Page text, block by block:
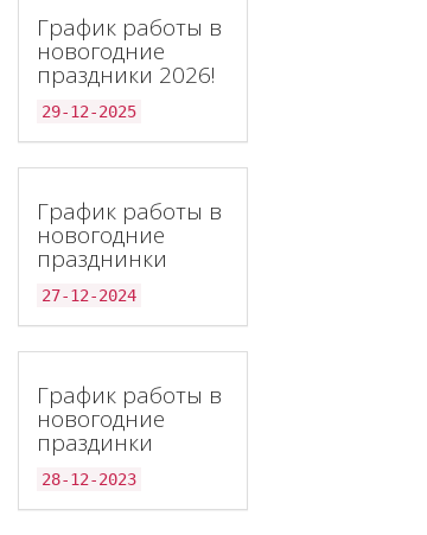
График работы в
новогодние
праздники 2026!
29-12-2025
График работы в
новогодние
празднинки
27-12-2024
График работы в
новогодние
праздинки
28-12-2023